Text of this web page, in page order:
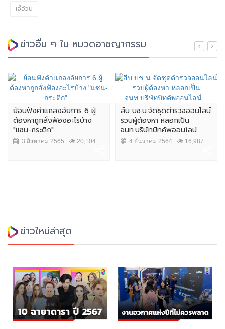
เจ๊อ้วน
ข่าวอื่น ๆ ใน หมวดอาชญากรรม
ย้อนฟังคำเเถลงอัยการ 6 ผู้
ต้องหาถูกสั่งฟ้องอะไรบ้าง
"แซน-กระติก"...
3 สิงหาคม 2565 20,104
สืบ บช.น.จัดชุดตำรวจออนไลน์
รวบผู้ต้องหา หลอกเป็น
จนท.บริษัทบิทคัพออนไลน์...
4 ธันวาคม 2564 16,987
ข่าวใหม่ล่าสุด